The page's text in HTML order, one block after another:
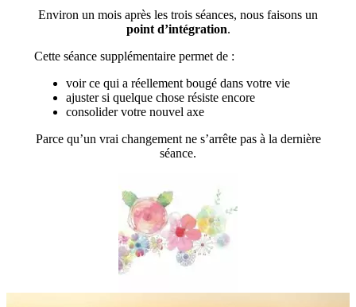
Environ un mois après les trois séances, nous faisons un
point d’intégration.
Cette séance supplémentaire permet de :
voir ce qui a réellement bougé dans votre vie
ajuster si quelque chose résiste encore
consolider votre nouvel axe
Parce qu’un vrai changement ne s’arrête pas à la dernière
séance.